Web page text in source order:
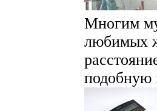
Многим
любимых
подобную